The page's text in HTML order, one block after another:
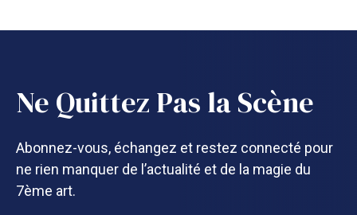
Ne Quittez Pas la Scène
Abonnez-vous, échangez et restez connecté pour
ne rien manquer de l’actualité et de la magie du
7ème art.